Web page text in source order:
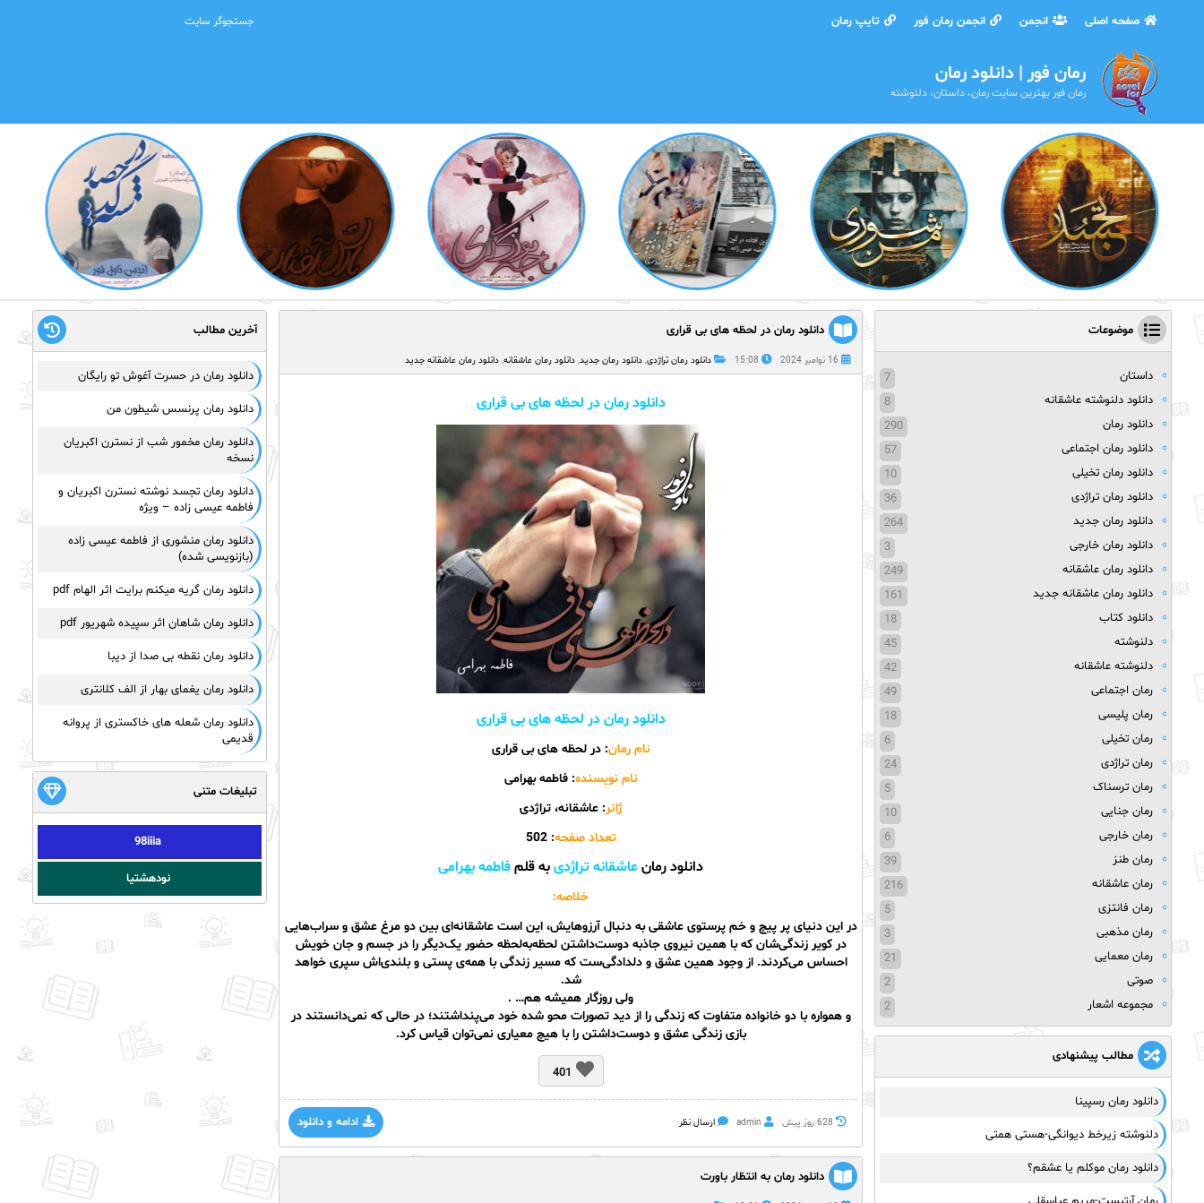
صفحه اصلی انجمن انجمن رمان فور تایپ رمان
رمان فور | دانلود رمان
رمان فور بهترین سایت رمان، داستان، دلنوشته
دانلود رمان در لحظه‌ های بی‌ قراری
16 نوامبر 2024 15:08 دانلود رمان تراژدی, دانلود رمان جدید, دانلود رمان عاشقانه, دانلود رمان عاشقانه جدید
دانلود رمان در لحظه‌ های بی‌ قراری
دانلود رمان در لحظه‌ های بی‌ قراری
نام رمان: در لحظه های بی قراری
نام نویسنده: فاطمه بهرامی
ژانر: عاشقانه، تراژدی
تعداد صفحه: 502
دانلود رمانعاشقانه تراژدیبه قلمفاطمه بهرامی
خلاصه:
در این دنیای پر پیچ و خم پرستوی عاشقی به دنبال آرزوهایش، این است عاشقانه‌ای بین دو مرغ عشق و سراب‌هایی
در کویر زندگی‌شان که با همین نیروی جاذبه دوست‌داشتن لحظه‌به‌لحظه حضور یک‌دیگر را در جسم و جان خویش
احساس می‌کردند. از وجود همین عشق و دلدادگی‌ست که مسیر زندگی با همه‌ی پستی و بلندی‌اش سپری خواهد
شد.
ولی روزگار همیشه هم… .
و همواره با دو خانواده متفاوت که زندگی را از دید تصورات محو شده خود می‌پنداشتند؛ در حالی که نمی‌دانستند در
بازی زندگی عشق و دوست‌داشتن را با هیچ معیاری نمی‌توان قیاس کرد.
401
ادامه و دانلود 628 روز پيش admin ارسال نظر
دانلود رمان به انتظار باورت
موضوعات
داستان
7
دانلود دلنوشته عاشقانه
8
دانلود رمان
290
دانلود رمان اجتماعی
57
دانلود رمان تخیلی
10
دانلود رمان تراژدی
36
دانلود رمان جدید
264
دانلود رمان خارجی
3
دانلود رمان عاشقانه
249
دانلود رمان عاشقانه جدید
161
دانلود کتاب
18
دلنوشته
45
دلنوشته عاشقانه
42
رمان اجتماعی
49
رمان پلیسی
18
رمان تخیلی
6
رمان تراژدی
24
رمان ترسناک
5
رمان جنایی
10
رمان خارجی
6
رمان طنز
39
رمان عاشقانه
216
رمان فانتزی
5
رمان مذهبی
3
رمان معمایی
21
صوتی
2
مجموعه اشعار
2
مطالب پیشنهادی
دانلود رمان رسپینا
دلنوشته زیرخط دیوانگی-هستی همتی
دانلود رمان موکلم یا عشقم؟
آخرین مطالب
دانلود رمان در حسرت آغوش تو رایگان
دانلود رمان پرنسس شیطون من
دانلود رمان مخمور شب از نسترن اکبریان
نسخه
دانلود رمان تجسد نوشته نسترن اکبریان و
فاطمه عیسی زاده – ویژه
دانلود رمان منشوری از فاطمه عیسی زاده
(بازنویسی شده)
دانلود رمان گریه میکنم برایت اثر الهام pdf
دانلود رمان شاهان اثر سپیده شهریور pdf
دانلود رمان نقطه بی صدا از دیبا
دانلود رمان یغمای بهار از الف کلانتری
دانلود رمان شعله های خاکستری از پروانه
قدیمی
تبلیغات متنی
98iiia
نودهشتیا